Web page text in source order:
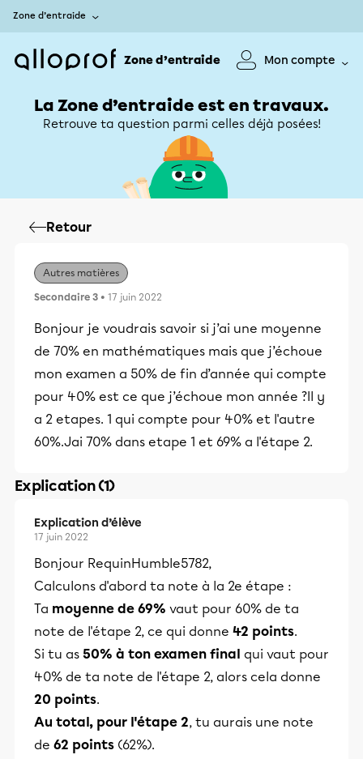
Zone d’entraide
Zone d’entraide Mon compte
La Zone d’entraide est en travaux.
Retrouve ta question parmi celles déjà posées!
Retour
Autres matières
Secondaire 3 • 17 juin 2022
Bonjour je voudrais savoir si j’ai une moyenne
de 70% en mathématiques mais que j’échoue
mon examen a 50% de fin d’année qui compte
pour 40% est ce que j’échoue mon année ?Il y
a 2 etapes. 1 qui compte pour 40% et l'autre
60%.Jai 70% dans etape 1 et 69% a l'étape 2.
Explication (1)
Explication d’élève
17 juin 2022
Bonjour RequinHumble5782,
Calculons d'abord ta note à la 2e étape :
Ta moyenne de 69% vaut pour 60% de ta
note de l'étape 2, ce qui donne 42 points.
Si tu as 50% à ton examen final qui vaut pour
40% de ta note de l'étape 2, alors cela donne
20 points.
Au total, pour l'étape 2, tu aurais une note
de 62 points (62%).